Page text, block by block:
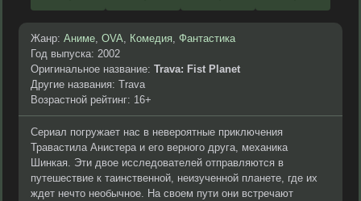
Жанр: Аниме, OVA, Комедия, Фантастика
Год выпуска: 2002
Оригинальное название: Trava: Fist Planet
Другие названия: Trava
Возрастной рейтинг: 16+
Сериал погружает нас в невероятные приключения
Травастила Анистера и его верного друга, механика
Шинкая. Эти двое исследователей отправляются в
путешествие к таинственной, неизученной планете, где их
ждет нечто необычное. На своем пути они встречают